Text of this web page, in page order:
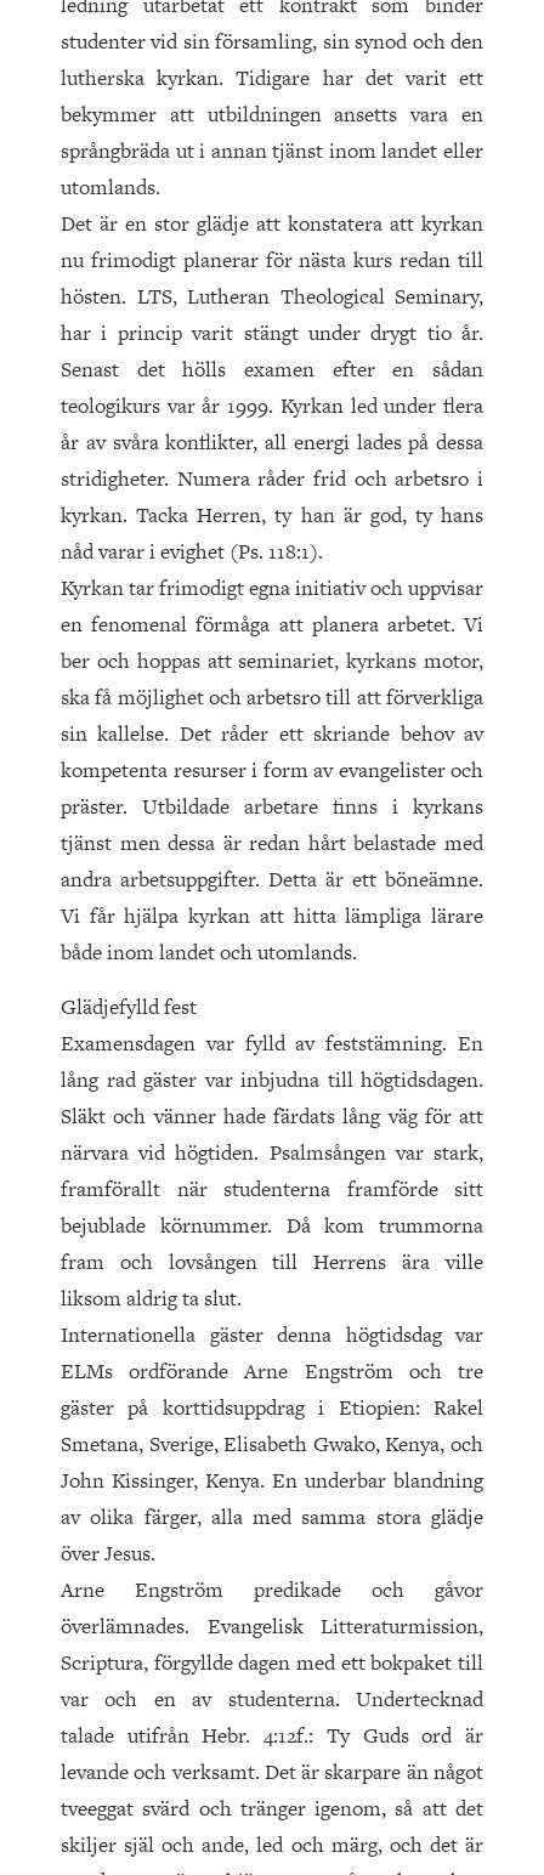
studenter vid sin församling, sin synod och den
lutherska kyrkan. Tidigare har det varit ett
bekymmer att utbildningen ansetts vara en
språngbräda ut i annan tjänst inom landet eller
utomlands.
Det är en stor glädje att konstatera att kyrkan
nu frimodigt planerar för nästa kurs redan till
hösten. LTS, Lutheran Theological Seminary,
har i princip varit stängt under drygt tio år.
Senast det hölls examen efter en sådan
teologikurs var år 1999. Kyrkan led under flera
år av svåra konflikter, all energi lades på dessa
stridigheter. Numera råder frid och arbetsro i
kyrkan. Tacka Herren, ty han är god, ty hans
nåd varar i evighet (Ps. 118:1).
Kyrkan tar frimodigt egna initiativ och uppvisar
en fenomenal förmåga att planera arbetet. Vi
ber och hoppas att seminariet, kyrkans motor,
ska få möjlighet och arbetsro till att förverkliga
sin kallelse. Det råder ett skriande behov av
kompetenta resurser i form av evangelister och
präster. Utbildade arbetare finns i kyrkans
tjänst men dessa är redan hårt belastade med
andra arbetsuppgifter. Detta är ett böne­ämne.
Vi får hjälpa kyrkan att hitta lämpliga lärare
både inom landet och utomlands.
Glädjefylld fest
Examensdagen var fylld av feststämning. En
lång rad gäster var inbjudna till högtidsdagen.
Släkt och vänner hade färdats lång väg för att
närvara vid högtiden. Psalmsången var stark,
framförallt när studenterna framförde sitt
bejublade körnummer. Då kom trummorna
fram och lovsången till Herrens ära ville
liksom aldrig ta slut.
Internationella gäster denna högtidsdag var
ELMs ordförande Arne Engström och tre
gäster på korttidsuppdrag i Etiopien: Rakel
Smetana, Sverige, Elisabeth Gwako, Kenya, och
John Kissinger, Kenya. En underbar blandning
av olika färger, alla med samma stora glädje
över Jesus.
Arne Engström predikade och gåvor
överlämnades. Evan­gelisk Litteraturmission,
Scriptura, förgyllde dagen med ett bokpaket till
var och en av studenterna. Undertecknad
talade utifrån Hebr. 4:12f.: Ty Guds ord är
levande och verksamt. Det är skarpare än något
tveeggat svärd och tränger igenom, så att det
skiljer själ och ande, led och märg, och det är